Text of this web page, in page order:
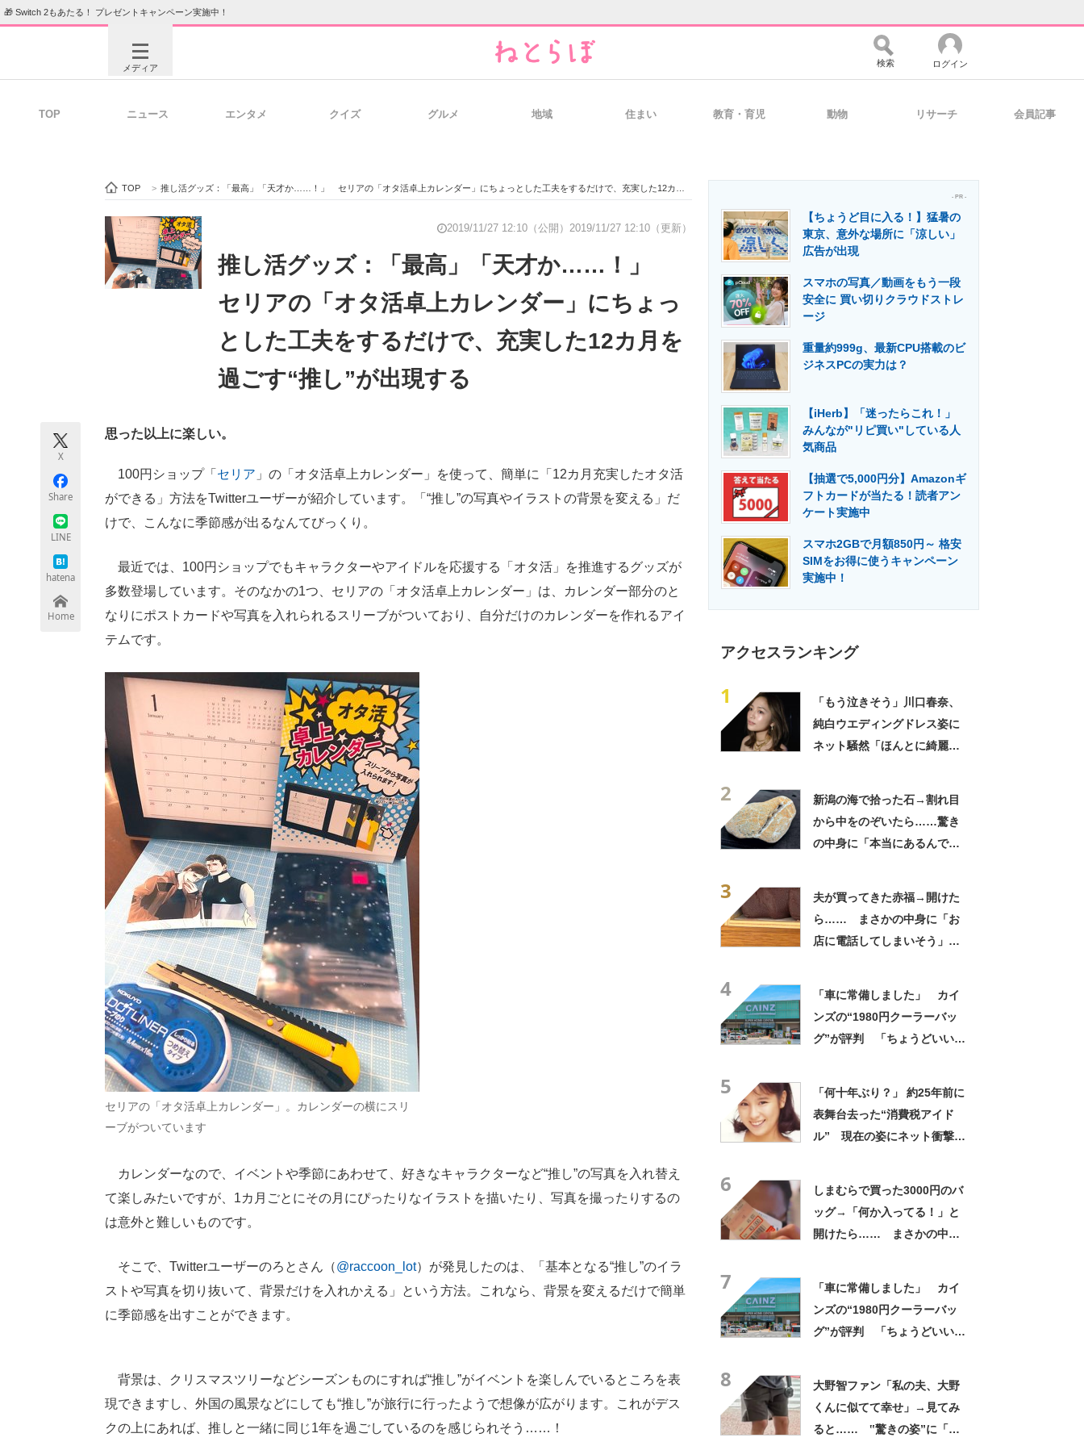
🎁 Switch 2もあたる！ プレゼントキャンペーン実施中！
メディア
ビジネスと働き方のヒント 経営リーダーのコミュニティ マーケ×ITの今がよく分かる
ITエンジニア向け専門サイト 企業向けIT製品の総合サイト IT製品の技術・比較・事例 製造業のIT導入・活用を支援
モノづくり技術者専門サイト エレクトロニクス専門サイト エネルギーの専門メディア 建設×テクノロジーの最前線
検索 ログイン
TOP ニュース エンタメ クイズ グルメ 地域 住まい 教育・育児 動物 リサーチ 会員記事
TOP > 推し活グッズ：「最高」「天才か……！」 セリアの「オタ活卓上カレンダー」にちょっとした工夫をするだけで、充実した12カ月を過ごす“推し”が出現する
2019/11/27 12:10（公開） 2019/11/27 12:10（更新）
推し活グッズ：「最高」「天才か……！」
セリアの「オタ活卓上カレンダー」にちょっ
とした工夫をするだけで、充実した12カ月を
過ごす“推し”が出現する
X
Share
LINE
hatena
Home
思った以上に楽しい。
100円ショップ「 セリア 」の「オタ活卓上カレンダー」を使って、簡単に「12カ月充実したオタ活
ができる」方法をTwitterユーザーが紹介しています。「“推し”の写真やイラストの背景を変える」だ
けで、こんなに季節感が出るなんてびっくり。
最近では、100円ショップでもキャラクターやアイドルを応援する「オタ活」を推進するグッズが
多数登場しています。そのなかの1つ、セリアの「オタ活卓上カレンダー」は、カレンダー部分のと
なりにポストカードや写真を入れられるスリーブがついており、自分だけのカレンダーを作れるアイ
テムです。
セリアの「オタ活卓上カレンダー」。カレンダーの横にスリ
ーブがついています
カレンダーなので、イベントや季節にあわせて、好きなキャラクターなど“推し”の写真を入れ替え
て楽しみたいですが、1カ月ごとにその月にぴったりなイラストを描いたり、写真を撮ったりするの
は意外と難しいものです。
そこで、Twitterユーザーのろとさん（@raccoon_lot）が発見したのは、「基本となる“推し”のイラ
ストや写真を切り抜いて、背景だけを入れかえる」という方法。これなら、背景を変えるだけで簡単
に季節感を出すことができます。
背景は、クリスマスツリーなどシーズンものにすれば“推し”がイベントを楽しんでいるところを表
現できますし、外国の風景などにしても“推し”が旅行に行ったようで想像が広がります。これがデス
クの上にあれば、推しと一緒に同じ1年を過ごしているのを感じられそう……！
- PR -
【ちょうど目に入る！】猛暑の
東京、意外な場所に「涼しい」
広告が出現
スマホの写真／動画をもう一段
安全に 買い切りクラウドストレ
ージ
重量約999g、最新CPU搭載のビ
ジネスPCの実力は？
【iHerb】「迷ったらこれ！」
みんなが"リピ買い"している人
気商品
【抽選で5,000円分】Amazonギ
フトカードが当たる！読者アン
ケート実施中
スマホ2GBで月額850円～ 格安
SIMをお得に使うキャンペーン
実施中！
アクセスランキング
1
「もう泣きそう」川口春奈、
純白ウエディングドレス姿に
ネット騒然「ほんとに綺麗」
2
新潟の海で拾った石→割れ目
から中をのぞいたら……驚き
の中身に「本当にあるんです
3
夫が買ってきた赤福→開けた
ら…… まさかの中身に「お
店に電話してしまいそう」
4
「車に常備しました」 カイ
ンズの“1980円クーラーバッ
グ”が評判 「ちょうどいい大
5
「何十年ぶり？」 約25年前に
表舞台去った“消費税アイド
ル” 現在の姿にネット衝撃
6
しまむらで買った3000円のバ
ッグ→「何か入ってる！」と
開けたら…… まさかの中身
7
「車に常備しました」 カイ
ンズの“1980円クーラーバッ
グ”が評判 「ちょうどいい大
8
大野智ファン「私の夫、大野
くんに似てて幸せ」→見てみ
ると…… ‟驚きの姿”に「最